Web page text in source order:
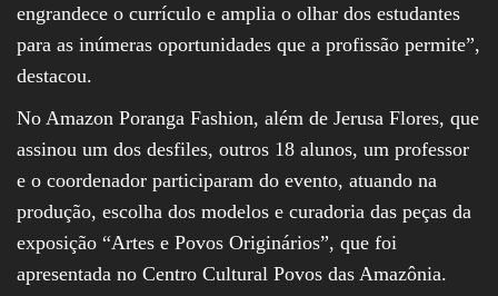
engrandece o currículo e amplia o olhar dos estudantes
para as inúmeras oportunidades que a profissão permite”,
destacou.
No Amazon Poranga Fashion, além de Jerusa Flores, que
assinou um dos desfiles, outros 18 alunos, um professor
e o coordenador participaram do evento, atuando na
produção, escolha dos modelos e curadoria das peças da
exposição “Artes e Povos Originários”, que foi
apresentada no Centro Cultural Povos das Amazônia.